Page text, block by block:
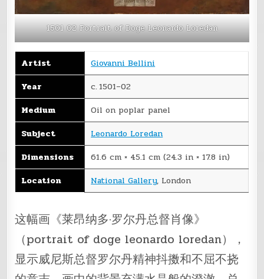
1501 02 Portrait of Doge Leonardo Loredan
Artist
Giovanni Bellini
Year
c. 1501–02
Medium
Oil on poplar panel
Subject
Leonardo Loredan
Dimensions
61.6 cm × 45.1 cm (24.3 in × 17.8 in)
Location
National Gallery, London
这幅画《莱昂纳多·罗尔丹总督肖像》
（portrait of doge leonardo loredan），
显示威尼斯总督罗尔丹精神抖擞和不屈不挠